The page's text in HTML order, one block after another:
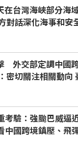
在台灣海峽部分海
行畫界談判 網路降速」
院公告重要時程
外交部定調中國
「非紅供應鏈」的
考驗：強颱巴威逼
中國跨境鎮壓、飛
——台灣亟需發展無